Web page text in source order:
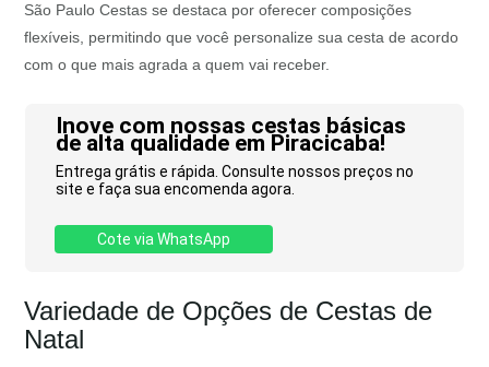
São Paulo Cestas se destaca por oferecer composições
flexíveis, permitindo que você personalize sua cesta de acordo
com o que mais agrada a quem vai receber.
Inove com nossas cestas básicas
de alta qualidade em Piracicaba!
Entrega grátis e rápida. Consulte nossos preços no
site e faça sua encomenda agora.
Cote via WhatsApp
Variedade de Opções de Cestas de
Natal